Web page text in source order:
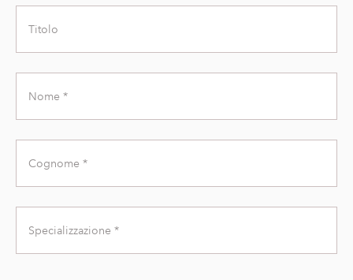
Title
First
Last
Specialty